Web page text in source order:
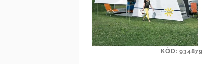
KÓD:934879